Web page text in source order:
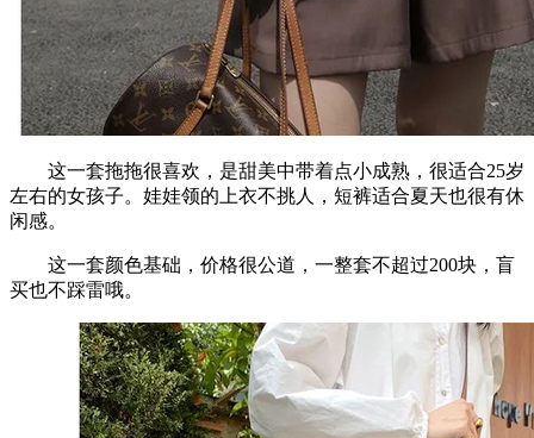
这一套拖拖很喜欢，是甜美中带着点小成熟，很适合25岁
左右的女孩子。娃娃领的上衣不挑人，短裤适合夏天也很有休
闲感。
这一套颜色基础，价格很公道，一整套不超过200块，盲
买也不踩雷哦。